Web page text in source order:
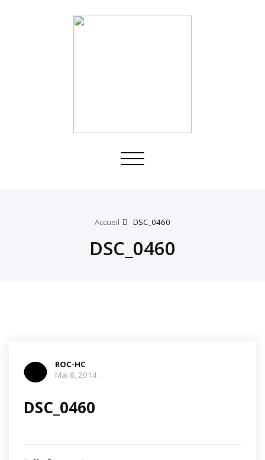
Toggle
Accueil DSC_0460
DSC_0460
ROC-HC
Mai 8, 2014
DSC_0460